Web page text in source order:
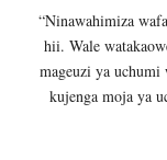
“Ninawahimiza
hii. Wale
mageuzi ya
kujenga moja ya